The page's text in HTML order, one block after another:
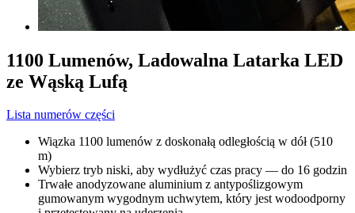
1100 Lumenów, Ladowalna Latarka LED
ze Wąską Lufą
Lista numerów części
Wiązka 1100 lumenów z doskonałą odległością w dół (510
m)
Wybierz tryb niski, aby wydłużyć czas pracy — do 16 godzin
Trwałe anodyzowane aluminium z antypoślizgowym
gumowanym wygodnym uchwytem, który jest wodoodporny